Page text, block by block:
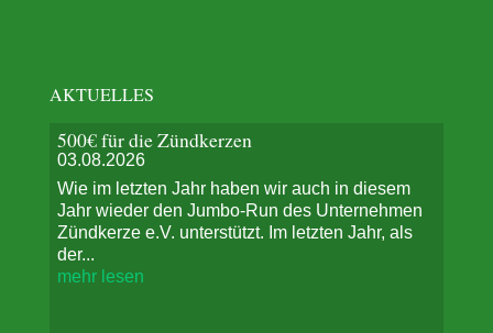
AKTUELLES
500€ für die Zündkerzen
03.08.2026
Wie im letzten Jahr haben wir auch in diesem
Jahr wieder den Jumbo-Run des Unternehmen
Zündkerze e.V. unterstützt. Im letzten Jahr, als
der...
mehr lesen